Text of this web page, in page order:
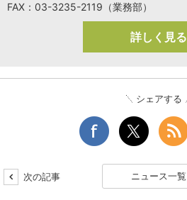
FAX：03-3235-2119（業務部）
詳しく見る
シェアする
次の記事 ニュース一覧